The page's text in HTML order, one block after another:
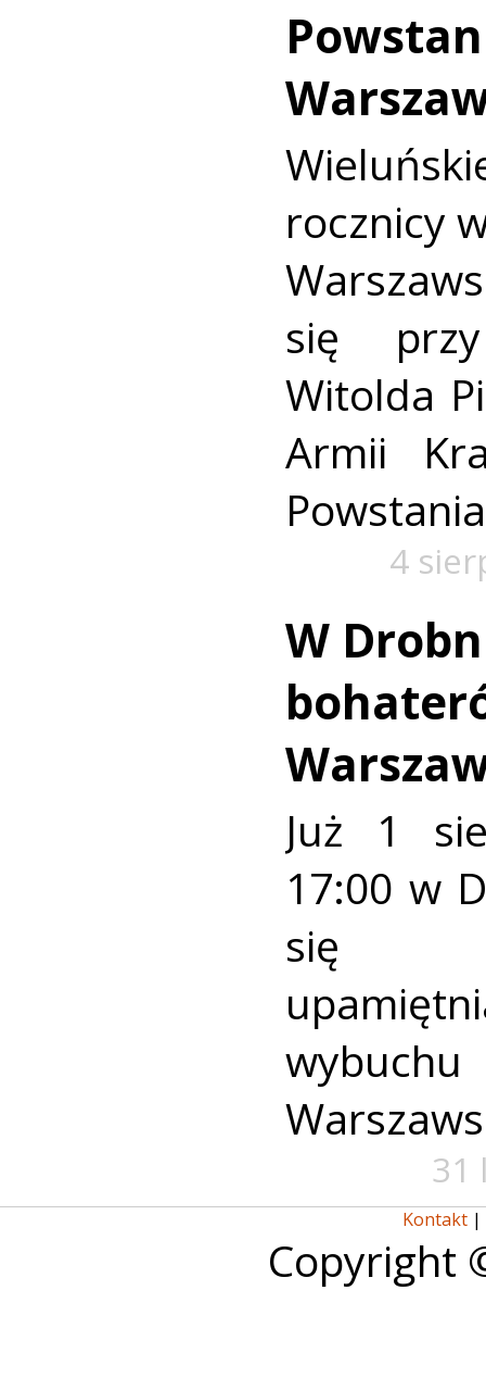
rocznicy
się
Witolda
Armii
4
W
Już 1
17:00 w
się
31
Kontakt |
Copyright